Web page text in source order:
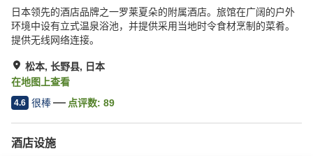
日本领先的酒店品牌之一罗莱夏朵的附属酒店。旅馆在广阔的户外
环境中设有立式温泉浴池，并提供采用当地时令食材烹制的菜肴。
提供无线网络连接。
松本, 长野县, 日本
在地图上查看
4.6 很棒 点评数: 89
酒店设施